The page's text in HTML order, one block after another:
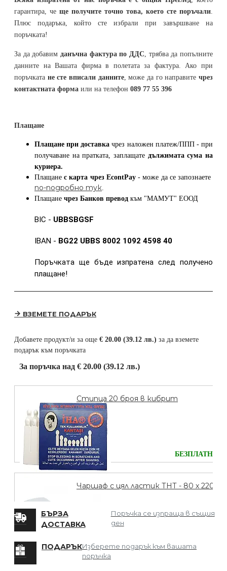
гарантира, че ще получите точно това, което сте поръчали.
Плюс подаръка, който сте избрали при завършване на
поръчката!
За да добавим данъчна фактура по ДДС, трябва да попълните
данните на Вашата фирма в полетата за фактура. Ако при
поръчката не сте вписали данните, може да го направитечрез
контактната форма или на телефон 089 77 55 396
Плащане
Плащане при доставка чрез наложен платеж/ППП - при
получаване на пратката, заплащате дължимата сума на
куриера.
Плащанес карта чрез EcontPay- може да се запознаете
по-подробно тук.
Плащане чрез Банков превод към "МАМУТ" ЕООД
BIC - UBBSBGSF
IBAN - BG22 UBBS 8002 1092 4598 40
Поръчката ще бъде изпратена след получено
плащане!
ВЗЕМЕТЕ ПОДАРЪК
Добавете продукт/и за още € 20.00 (39.12 лв.) за да вземете
подарък към поръчката
За поръчка над € 20.00 (39.12 лв.)
Стипца 20 броя в кибрит
БЕЗПЛАТНО
Чаршаф с цял ластик ТНТ - 80 х 220
БЪРЗА
ДОСТАВКА
Поръчка се изпраща в същия
ден
ПОДАРЪКИзберете подарък към вашата
поръчка